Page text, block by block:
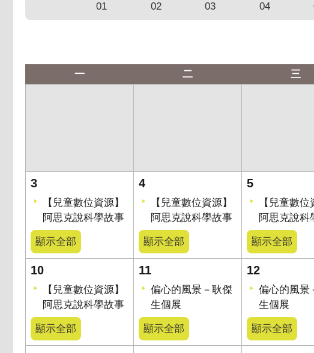
01 02 03 04
一 二 三
3
【兒童數位資源】
阿思克說科學故事
顯示全部
4
【兒童數位資源】
阿思克說科學故事
顯示全部
5
【兒童數位
阿思克說科
顯示全部
10
【兒童數位資源】
阿思克說科學故事
顯示全部
11
偏心的風景－耿傑
生個展
顯示全部
12
偏心的風景
生個展
顯示全部